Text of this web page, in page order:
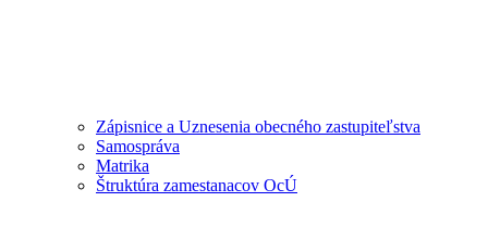
Zápisnice a Uznesenia obecného zastupiteľstva
Samospráva
Matrika
Štruktúra zamestanacov OcÚ